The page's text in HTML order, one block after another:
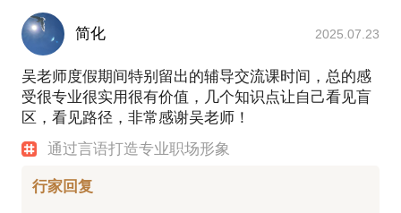
第二步：在微信“扫一扫”中打开相册；第三步，选中
刚刚截屏的图片，即可进入我的分答页面）
简化 2025.07.23
吴老师度假期间特别留出的辅导交流课时间，总的感
受很专业很实用很有价值，几个知识点让自己看见盲
区，看见路径，非常感谢吴老师！
通过言语打造专业职场形象
行家回复